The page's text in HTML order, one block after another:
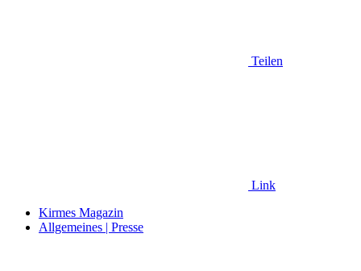
Teilen
Link
Kirmes Magazin
Allgemeines | Presse